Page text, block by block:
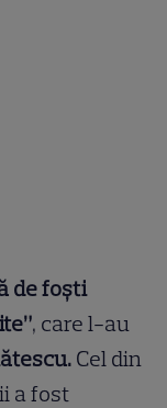
de foști
, care l-au
Cel din
a fost